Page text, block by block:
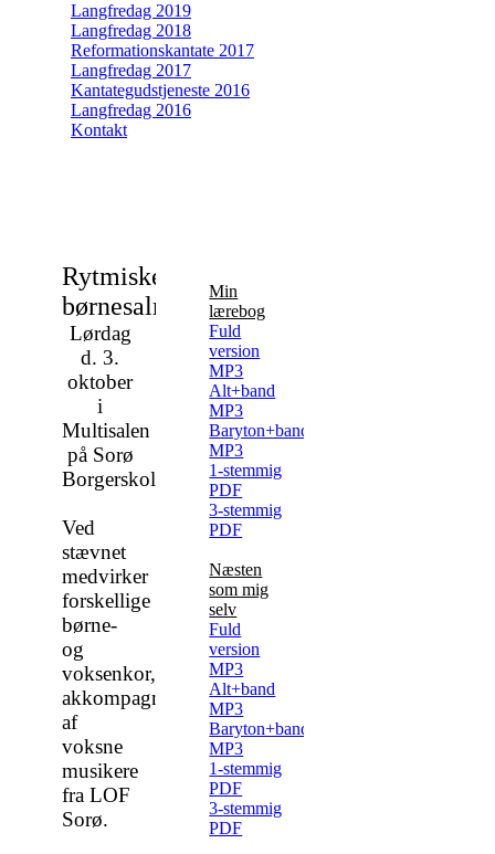
Langfredag 2019
Langfredag 2018
Reformationskantate 2017
Langfredag 2017
Kantategudstjeneste 2016
Langfredag 2016
Kontakt
Rytmiske
børnesalmer
Lørdag
d. 3.
oktober
i
Multisalen
på Sorø
Borgerskole
Ved
stævnet
medvirker
forskellige
børne-
og
voksenkor,
akkompagneret
af
voksne
musikere
fra LOF
Sorø.
Min
lærebog
Fuld
version
MP3
Alt+band
MP3
Baryton+band
MP3
1-stemmig
PDF
3-stemmig
PDF
Næsten
som mig
selv
Fuld
version
MP3
Alt+band
MP3
Baryton+band
MP3
1-stemmig
PDF
3-stemmig
PDF